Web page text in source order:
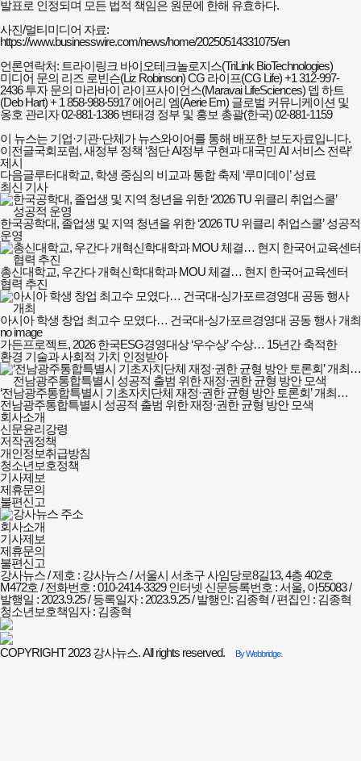
발표로 인정되며 모든 법적 책임은 원문에 한해 유효하다.
사진/멀티미디어 자료:
https://www.businesswire.com/news/home/20250514331075/en
언론연락처: 트라이링크 바이오테크놀로지스(TriLink BioTechnologies)
미디어 문의 리즈 로빈슨(Liz Robinson) CG 라이프(CG Life) +1 312-997-
2436 투자 문의 마라바이 라이프사이언스(Maravai LifeSciences) 뎁 하트
(Deb Hart) + 1 858-988-5917 에어리 엠(Aerie Em) 글로벌 커뮤니케이션 및
옹호 관리자 02-881-1386 변태경 정부 및 홍보 총괄(한국) 02-881-1159
이 뉴스는 기업·기관·단체가 뉴스와이어를 통해 배포한 보도자료입니다.
이전글국회포럼, 새정부 정책 ‘첨단 AI정부 구현과 대국민 AI 서비스 전략’
제시
다음글루터대학교, 학생 중심의 비교과 통합 축제 ‘루미데이’ 성료
최신 기사
한국공학대, 졸업생 및 지역 청년을 위한 ‘2026 TU 위클리 취업스쿨’ 성공적
운영
총신대학교, 우간다 개혁신학대학과 MOU 체결… 현지 한국어교육센터
협력 추진
아시아 학생 창업 최고수 모였다… 건국대-싱가포르경영대 공동 행사 개최
no image
가든프로젝트, 2026 한국ESG경영대상 ‘우수상’ 수상… 15년간 축적한
환경 기술과 사회적 가치 인정받아
‘전남광주통합특별시 기초자치단체 재정·권한 균형 방안 토론회’ 개최…
전남광주통합특별시 성공적 출범 위한 재정·권한 균형 방안 모색
강사뉴스
회사소개
및
정책안내
회사소개
신문윤리강령
저작권정책
개인정보취급방침
청소년보호정책
기사제보
제휴문의
불편신고
회사소개
기사제보
제휴문의
불편신고
강사뉴스 / 제호 : 강사뉴스 /서울시 서초구 사임당로8길13, 4층 402호
M472호 / 전화번호 : 010-2414-3329인터넷 신문등록번호 : 서울, 아55083 /
발행일 : 2023.9.25 / 등록일자 : 2023.9.25 / 발행인: 김종혁 / 편집인 : 김종혁
청소년보호책임자 : 김종혁
COPYRIGHT 2023 강사뉴스. All rights reserved. By Webbridge.